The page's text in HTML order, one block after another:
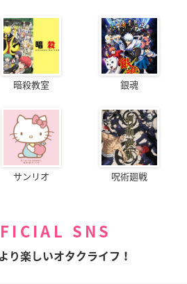
暗殺教室 銀魂
サンリオ 呪術廻戦
SNS
り楽しいオタクライフ！